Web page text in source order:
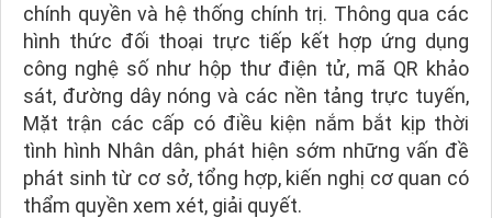
chính quyền và hệ thống chính trị. Thông qua các
hình thức đối thoại trực tiếp kết hợp ứng dụng
công nghệ số như hộp thư điện tử, mã QR khảo
sát, đường dây nóng và các nền tảng trực tuyến,
Mặt trận các cấp có điều kiện nắm bắt kịp thời
tình hình Nhân dân, phát hiện sớm những vấn đề
phát sinh từ cơ sở, tổng hợp, kiến nghị cơ quan có
thẩm quyền xem xét, giải quyết.